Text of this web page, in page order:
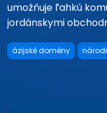
umožňuje ľahkú
jordánskymi
ázijské domény